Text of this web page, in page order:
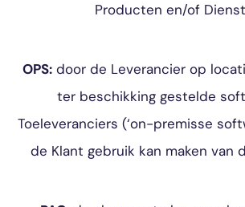
Producten en/of
OPS: door de Leverancier op
ter beschikking gestelde
Toeleveranciers (‘on-premisse
de Klant gebruik kan maken van